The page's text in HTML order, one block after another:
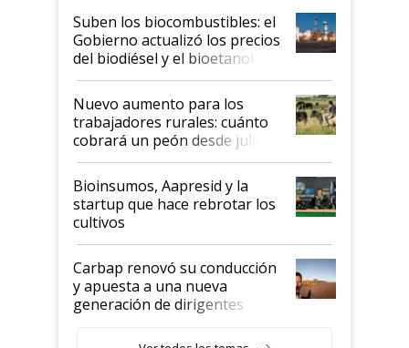
exportadoras en tensión tras
la medida de fuerza de los
prácticos
Suben los biocombustibles: el
Gobierno actualizó los precios
del biodiésel y el bioetanol
Nuevo aumento para los
trabajadores rurales: cuánto
cobrará un peón desde julio
Bioinsumos, Aapresid y la
startup que hace rebrotar los
cultivos
Carbap renovó su conducción
y apuesta a una nueva
generación de dirigentes